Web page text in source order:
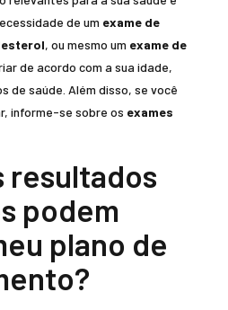
de um exame de
, ou mesmo um exame de
de acordo com a sua idade,
de saúde. Além disso, se você
informe-se sobre os exames
resultados
podem
plano de